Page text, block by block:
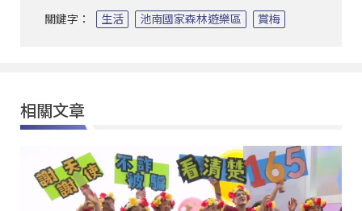
關鍵字： 生活 池南國家森林遊樂區 賞梅
相關文章